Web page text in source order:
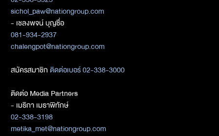
sichol_paw@nationgroup.com
- เชลงพจน์ บุญซื่อ
081-934-2937
chalengpot@nationgroup.com
สมัครสมาชิกติดต่อเบอร์ 02-338-3000
ติดต่อ Media Partners
- เมธิกา เมธาพิทักษ์
02-338-3198
metika_met@nationgroup.com